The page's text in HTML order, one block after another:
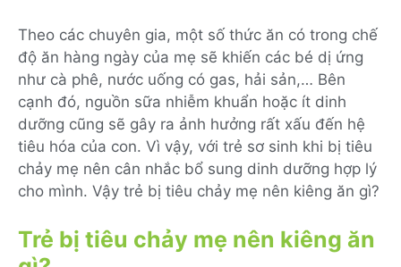
Theo các chuyên gia, một số thức ăn có trong chế
độ ăn hàng ngày của mẹ sẽ khiến các bé dị ứng
như cà phê, nước uống có gas, hải sản,… Bên
cạnh đó, nguồn sữa nhiễm khuẩn hoặc ít dinh
dưỡng cũng sẽ gây ra ảnh hưởng rất xấu đến hệ
tiêu hóa của con. Vì vậy, với trẻ sơ sinh khi bị tiêu
chảy mẹ nên cân nhắc bổ sung dinh dưỡng hợp lý
cho mình. Vậy trẻ bị tiêu chảy mẹ nên kiêng ăn gì?
Trẻ bị tiêu chảy mẹ nên kiêng ăn